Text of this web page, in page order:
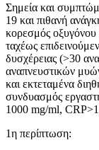
Σημεία και
19 και πιθανή
κορεσμός
ταχέως
δυσχέρειας (>30
αναπνευστικών
και εκτεταμένα
συνδυασμός
1000 mg/ml,
1η περίπτωση: